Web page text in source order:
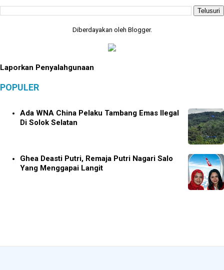
Diberdayakan oleh Blogger.
Laporkan Penyalahgunaan
POPULER
Ada WNA China Pelaku Tambang Emas Ilegal
Di Solok Selatan
Ghea Deasti Putri, Remaja Putri Nagari Salo
Yang Menggapai Langit